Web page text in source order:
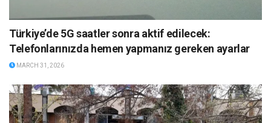
Türkiye’de 5G saatler sonra aktif edilecek:
Telefonlarınızda hemen yapmanız gereken ayarlar
MARCH 31, 2026